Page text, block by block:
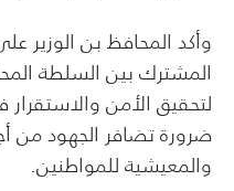
وأكد المحافظ بن الوزير
المشترك بين السلطة
لتحقيق الأمن
ضرورة تضافر الجهود من
والمعيشية للمواطنين.